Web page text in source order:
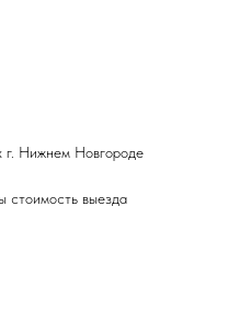
г. Нижнем Новгороде
стоимость выезда